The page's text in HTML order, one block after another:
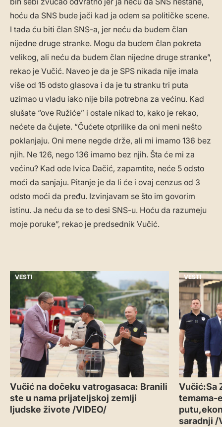
hoću da SNS bude jači kad ja odem sa političke scene.
I tada ću biti član SNS-a, jer neću da budem član
nijedne druge stranke. Mogu da budem član pokreta
velikog, ali neću da budem član nijedne druge stranke”,
rekao je Vučić. Naveo je da je SPS nikada nije imala
više od 15 odsto glasova i da je tu stranku tri puta
uzimao u vladu iako nije bila potrebna za većinu. Kad
slušate “ove Ružiće” i ostale nikad to, kako je rekao,
nećete da čujete. “Čućete otprilike da oni meni nešto
poklanjaju. Oni mene negde drže, ali mi imamo 136 bez
njih. Ne 126, nego 136 imamo bez njih. Šta će mi za
većinu? Kad ode Ivica Dačić, zapamtite, neće 5 odsto
moći da sanjaju. Pitanje je da li će i ovaj cenzus od 3
odsto moći da pređu. Izvinjavam se što im govorim
istinu. Ja neću da se to desi SNS-u. Hoću da razumeju
moje poruke”, rekao je predsednik Vučić.
VESTI
Vučić na dočeku vatrogasaca: Branili
ste u nama prijateljskoj zemlji
ljudske živote /VIDEO/
VESTI
Vučić:Sa
temama-
saradnji /